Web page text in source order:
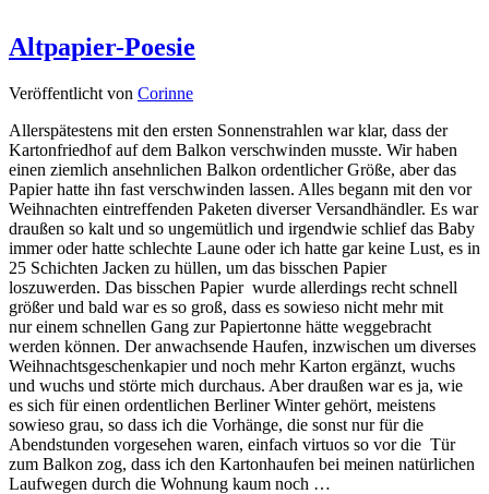
Altpapier-Poesie
Veröffentlicht von Corinne
Allerspätestens mit den ersten Sonnenstrahlen war klar, dass der
Kartonfriedhof auf dem Balkon verschwinden musste. Wir haben
einen ziemlich ansehnlichen Balkon ordentlicher Größe, aber das
Papier hatte ihn fast verschwinden lassen. Alles begann mit den vor
Weihnachten eintreffenden Paketen diverser Versandhändler. Es war
draußen so kalt und so ungemütlich und irgendwie schlief das Baby
immer oder hatte schlechte Laune oder ich hatte gar keine Lust, es in
25 Schichten Jacken zu hüllen, um das bisschen Papier
loszuwerden. Das bisschen Papier wurde allerdings recht schnell
größer und bald war es so groß, dass es sowieso nicht mehr mit
nur einem schnellen Gang zur Papiertonne hätte weggebracht
werden können. Der anwachsende Haufen, inzwischen um diverses
Weihnachtsgeschenkapier und noch mehr Karton ergänzt, wuchs
und wuchs und störte mich durchaus. Aber draußen war es ja, wie
es sich für einen ordentlichen Berliner Winter gehört, meistens
sowieso grau, so dass ich die Vorhänge, die sonst nur für die
Abendstunden vorgesehen waren, einfach virtuos so vor die Tür
zum Balkon zog, dass ich den Kartonhaufen bei meinen natürlichen
Laufwegen durch die Wohnung kaum noch …